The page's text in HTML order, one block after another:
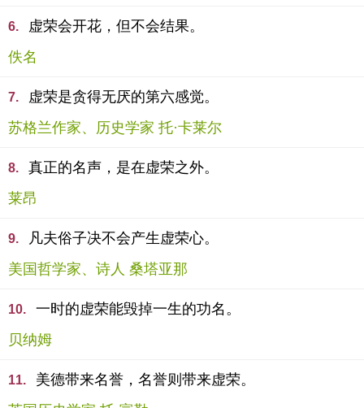
6.
虚荣会开花，但不会结果。
佚名
7.
虚荣是贪得无厌的第六感觉。
苏格兰作家、历史学家 托·卡莱尔
8.
真正的名声，是在虚荣之外。
莱昂
9.
凡夫俗子决不会产生虚荣心。
美国哲学家、诗人 桑塔亚那
10.
一时的虚荣能毁掉一生的功名。
贝纳姆
11.
美德带来名誉，名誉则带来虚荣。